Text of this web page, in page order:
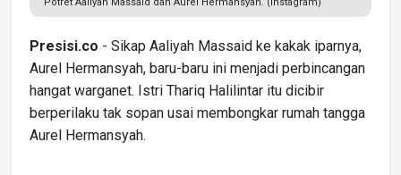
Presisi.co - Sikap Aaliyah Massaid ke kakak iparnya,
Aurel Hermansyah, baru-baru ini menjadi perbincangan
hangat warganet. Istri Thariq Halilintar itu dicibir
berperilaku tak sopan usai membongkar rumah tangga
Aurel Hermansyah.